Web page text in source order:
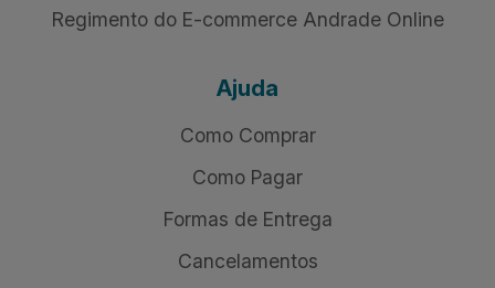
Regimento do E-commerce Andrade Online
Ajuda
Como Comprar
Como Pagar
Formas de Entrega
Cancelamentos